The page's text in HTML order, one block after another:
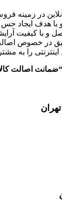
آنلاین در زمینه
با هدف ایجاد حس
و با کیفیت
در خصوص اصالت
را به
“ضمانت اصالت